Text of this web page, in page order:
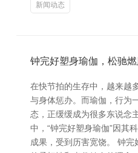
新闻动态
钟完好塑身瑜伽，松驰
在快节拍的生存中，越来越
与身体惩办。而瑜伽，行为
态，正缓缓成为很多东说念
中，“钟完好塑身瑜伽”因其
成果，受到历害宽饶。 钟